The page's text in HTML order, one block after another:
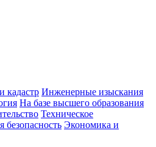
кадастр Инженерные изыскания
На базе высшего образования
Техническое
безопасность Экономика и